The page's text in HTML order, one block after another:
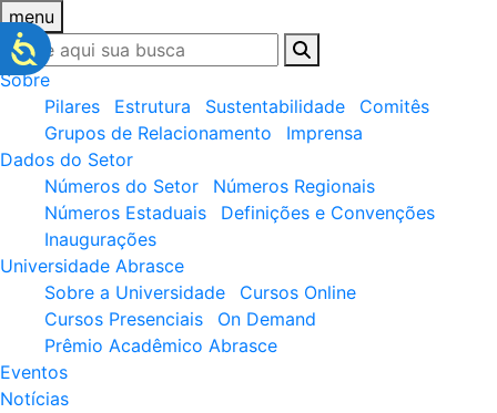
menu
Sobre
Pilares
Estrutura Sustentabilidade
Comitês
Grupos de Relacionamento
Imprensa
Dados do Setor
Números do Setor
Números Regionais
Números Estaduais
Definições e Convenções
Inaugurações
Universidade Abrasce
Sobre a Universidade
Cursos Online
Cursos Presenciais
On Demand
Prêmio Acadêmico Abrasce
Eventos
Notícias